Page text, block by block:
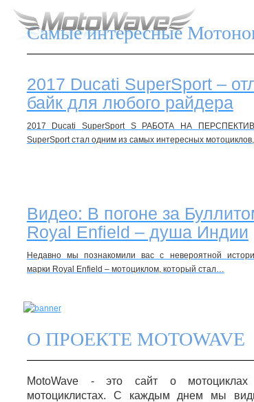
...навстречу мечте
Самые интересные
2017 Ducati SuperSport –
байк для любого райдера
2017 Ducati SuperSport S РАБОТА НА
SuperSport стал одним из самых интересных
Видео: В погоне за
Royal Enfield – душа Индии
Недавно мы познакомили вас с невероятной
марки Royal Enfield – мотоциклом, который стал…
О ПРОЕКТЕ MOTOWAVE
MotoWave - это сайт о
мотоциклистах. С каждым днем мы